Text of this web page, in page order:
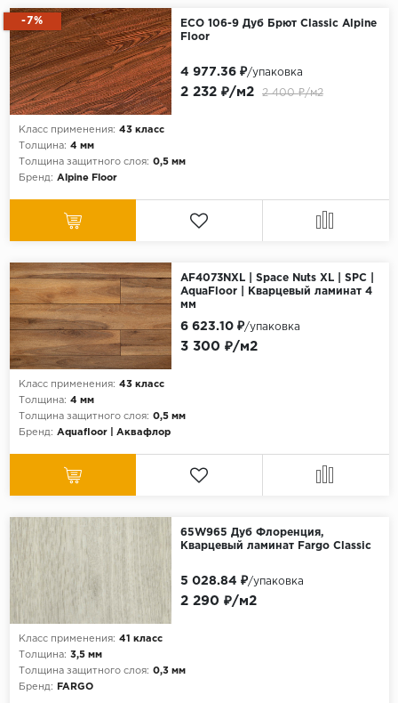
-7%
ECO 106-9 Дуб Брют Classic Alpine
Floor
Класс применения: 43 класс
Толщина: 4 мм
Толщина защитного слоя: 0,5 мм
Бренд: Alpine Floor
2 232 ₽/м2 2 400 ₽/м2
4 977.36 ₽/упаковка
AF4073NXL | Space Nuts XL | SPC |
AquaFloor | Кварцевый ламинат 4
мм
Класс применения: 43 класс
Толщина: 4 мм
Толщина защитного слоя: 0,5 мм
Бренд: Aquafloor | Аквафлор
3 300 ₽/м2
6 623.10 ₽/упаковка
65W965 Дуб Флоренция,
Кварцевый ламинат Fargo Classic
Класс применения: 41 класс
Толщина: 3,5 мм
Толщина защитного слоя: 0,3 мм
Бренд:
FARGO
2 290 ₽/м2
5 028.84 ₽/упаковка